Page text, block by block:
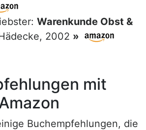
Warenkunde Obst &
2002 »
mit
Buchempfehlungen, die